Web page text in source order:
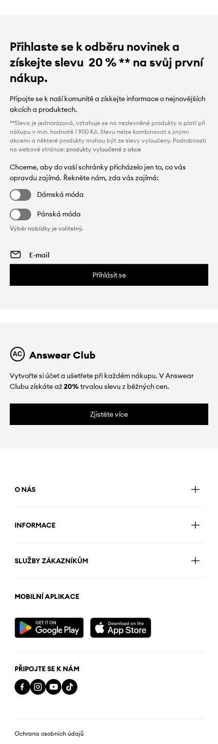
Přihlaste se k odběru novinek a
získejte slevu 20 %** na svůj první
nákup.
Připojte se k naší komunitě a získejte informace o nejnovějších
akcích a produktech.
**Sleva je jednorázová, vztahuje se na nezlevněné produkty a platí při
nákupu v min. hodnotě 1 900 Kč. Slevu nelze kombinovat s jinými
akcemi a některé produkty mohou být ze slevy vyloučeny. Podrobnosti
na webové stránce: produkty vyloučené z akce
Chceme, aby do vaší schránky přicházelo jen to, co vás
opravdu zajímá. Řekněte nám, zda vás zajímá:
Dámská móda
Pánská móda
Výběr nabídky je volitelný.
Přihlásit se
Answear Club
Vytvořte si účet a ušetřete při každém nákupu. V Answear
Clubu získáte až20%trvalou slevu z běžných cen.
Zjistěte více
O NÁS
INFORMACE
SLUŽBY ZÁKAZNÍKŮM
MOBILNÍ APLIKACE
PŘIPOJTE SE K NÁM
Ochrana osobních údajů